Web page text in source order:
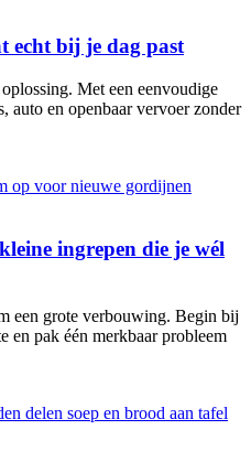
echt bij je dag past
Met een eenvoudige
auto en openbaar vervoer zonder
ingrepen die je wél
een grote verbouwing. Begin bij
en pak één merkbaar probleem